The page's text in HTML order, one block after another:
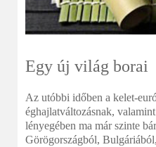
Egy új világ borai
Az utóbbi időben a kelet-
éghajlatváltozásnak,
lényegében ma már szinte
Görögországból,